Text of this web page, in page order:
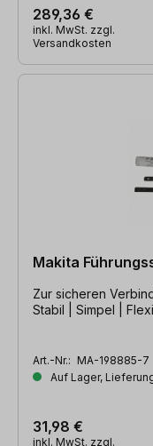
289,36 €
inkl. MwSt. zzgl.
Versandkosten
Makita
Zur sicheren
Stabil | Simpel |
Art.-Nr.: MA-198885-7
Auf Lager,
31,98 €
inkl. MwSt. zzgl.